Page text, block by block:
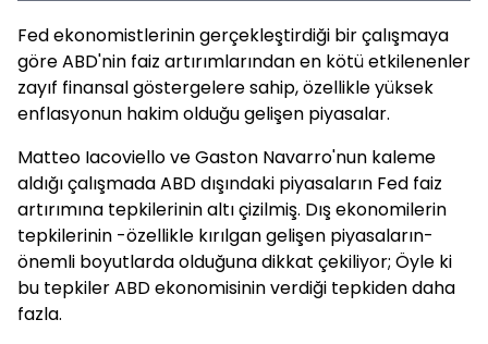
Fed ekonomistlerinin gerçekleştirdiği bir çalışmaya
göre ABD'nin faiz artırımlarından en kötü etkilenenler
zayıf finansal göstergelere sahip, özellikle yüksek
enflasyonun hakim olduğu gelişen piyasalar.
Matteo Iacoviello ve Gaston Navarro'nun kaleme
aldığı çalışmada ABD dışındaki piyasaların Fed faiz
artırımına tepkilerinin altı çizilmiş. Dış ekonomilerin
tepkilerinin -özellikle kırılgan gelişen piyasaların-
önemli boyutlarda olduğuna dikkat çekiliyor; Öyle ki
bu tepkiler ABD ekonomisinin verdiği tepkiden daha
fazla.